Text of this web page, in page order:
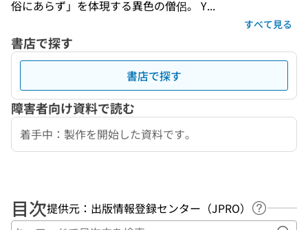
俗にあらず」を体現する異色の僧侶。 Y...
すべて見る
書店で探す
書店で探す
障害者向け資料で読む
着手中：製作を開始した資料です。
目次提供元：出版情報登録センター（JPRO）
ヘルプペ